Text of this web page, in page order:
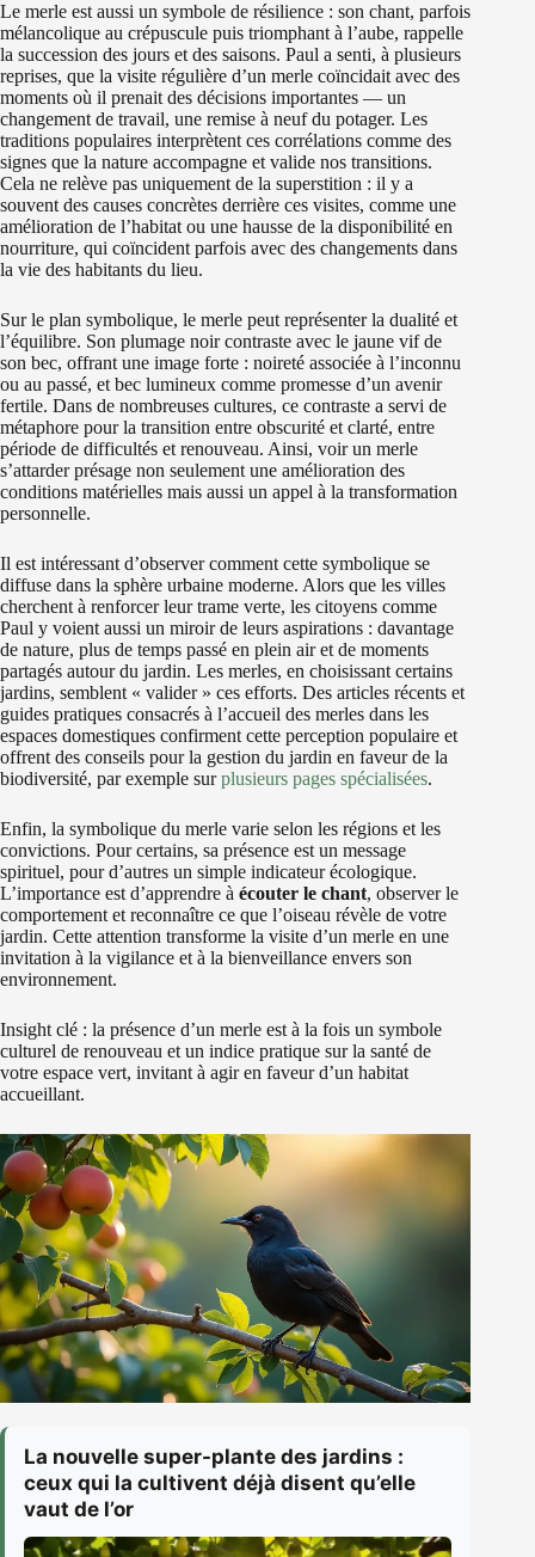
Le merle est aussi un symbole de résilience : son chant, parfois
mélancolique au crépuscule puis triomphant à l’aube, rappelle
la succession des jours et des saisons. Paul a senti, à plusieurs
reprises, que la visite régulière d’un merle coïncidait avec des
moments où il prenait des décisions importantes — un
changement de travail, une remise à neuf du potager. Les
traditions populaires interprètent ces corrélations comme des
signes que la nature accompagne et valide nos transitions.
Cela ne relève pas uniquement de la superstition : il y a
souvent des causes concrètes derrière ces visites, comme une
amélioration de l’habitat ou une hausse de la disponibilité en
nourriture, qui coïncident parfois avec des changements dans
la vie des habitants du lieu.
Sur le plan symbolique, le merle peut représenter la dualité et
l’équilibre. Son plumage noir contraste avec le jaune vif de
son bec, offrant une image forte : noireté associée à l’inconnu
ou au passé, et bec lumineux comme promesse d’un avenir
fertile. Dans de nombreuses cultures, ce contraste a servi de
métaphore pour la transition entre obscurité et clarté, entre
période de difficultés et renouveau. Ainsi, voir un merle
s’attarder présage non seulement une amélioration des
conditions matérielles mais aussi un appel à la transformation
personnelle.
Il est intéressant d’observer comment cette symbolique se
diffuse dans la sphère urbaine moderne. Alors que les villes
cherchent à renforcer leur trame verte, les citoyens comme
Paul y voient aussi un miroir de leurs aspirations : davantage
de nature, plus de temps passé en plein air et de moments
partagés autour du jardin. Les merles, en choisissant certains
jardins, semblent « valider » ces efforts. Des articles récents et
guides pratiques consacrés à l’accueil des merles dans les
espaces domestiques confirment cette perception populaire et
offrent des conseils pour la gestion du jardin en faveur de la
biodiversité, par exemple surplusieurs pages spécialisées.
Enfin, la symbolique du merle varie selon les régions et les
convictions. Pour certains, sa présence est un message
spirituel, pour d’autres un simple indicateur écologique.
L’importance est d’apprendre à écouter le chant, observer le
comportement et reconnaître ce que l’oiseau révèle de votre
jardin. Cette attention transforme la visite d’un merle en une
invitation à la vigilance et à la bienveillance envers son
environnement.
Insight clé : la présence d’un merle est à la fois un symbole
culturel de renouveau et un indice pratique sur la santé de
votre espace vert, invitant à agir en faveur d’un habitat
accueillant.
La nouvelle super-plante des jardins :
ceux qui la cultivent déjà disent qu’elle
vaut de l’or